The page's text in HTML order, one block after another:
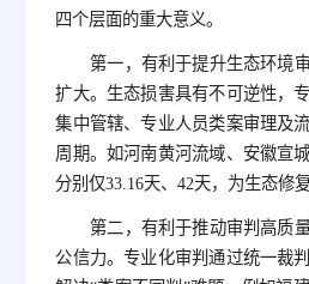
四个层面的重大意义。
第一，有利于提升生态环境
扩大。生态损害具有不可逆性，
集中管辖、专业人员类案审理及
周期。如河南黄河流域、安徽宣
分别仅33.16天、42天，为生态修
第二，有利于推动审判高质
公信力。专业化审判通过统一裁